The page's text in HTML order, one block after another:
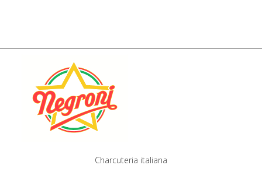
Charcuteria italiana